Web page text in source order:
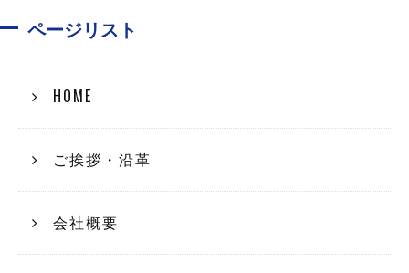
ページリスト
HOME
ご挨拶・沿革
会社概要